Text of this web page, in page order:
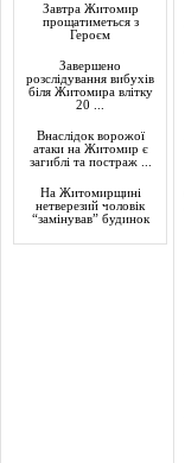
Завтра Житомир
прощатиметься з
Героєм
Завершено
розслідування вибухів
біля Житомира влітку
20 ...
Внаслідок ворожої
атаки на Житомир є
загиблі та постраж ...
На Житомирщині
нетверезий чоловік
“замінував” будинок